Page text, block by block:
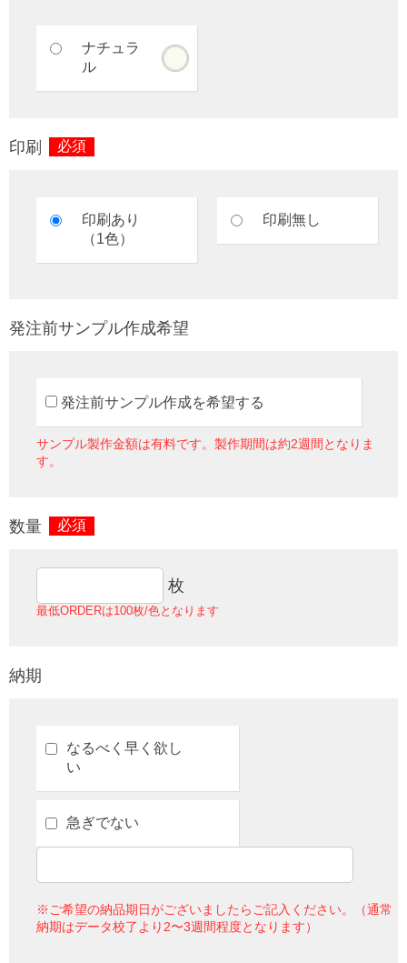
ナチュラ
ル
印刷 必須
印刷あり
（1色）
印刷無し
発注前サンプル作成希望
発注前サンプル作成を希望する
サンプル製作金額は有料です。製作期間は約2週間となりま
す。
数量 必須
枚
最低ORDERは100枚/色となります
納期
なるべく早く欲し
い
急ぎでない
※ご希望の納品期日がございましたらご記入ください。（通常
納期はデータ校了より2〜3週間程度となります）